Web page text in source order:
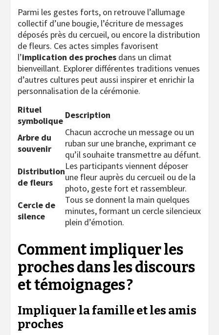
Parmi les gestes forts, on retrouve l’allumage
collectif d’une bougie, l’écriture de messages
déposés près du cercueil, ou encore la distribution
de fleurs. Ces actes simples favorisent
l’implication des proches dans un climat
bienveillant. Explorer différentes traditions venues
d’autres cultures peut aussi inspirer et enrichir la
personnalisation de la cérémonie.
Rituel
symbolique
Description
Arbre du
souvenir
Chacun accroche un message ou un
ruban sur une branche, exprimant ce
qu’il souhaite transmettre au défunt.
Distribution
de fleurs
Les participants viennent déposer
une fleur auprès du cercueil ou de la
photo, geste fort et rassembleur.
Cercle de
silence
Tous se donnent la main quelques
minutes, formant un cercle silencieux
plein d’émotion.
Comment impliquer les
proches dans les discours
et témoignages ?
Impliquer la famille et les amis
proches